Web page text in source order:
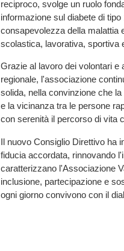
reciproco, svolge un ruolo
informazione sul diabete di
consapevolezza della malattia
scolastica, lavorativa, sportiva
Grazie al lavoro dei volontari e
regionale, l'associazione
solida, nella convinzione che
e la vicinanza tra le persone
con serenità il percorso di vita
Il nuovo Consiglio Direttivo ha
fiducia accordata, rinnovando
caratterizzano l'Associazione
inclusione, partecipazione e
ogni giorno convivono con il